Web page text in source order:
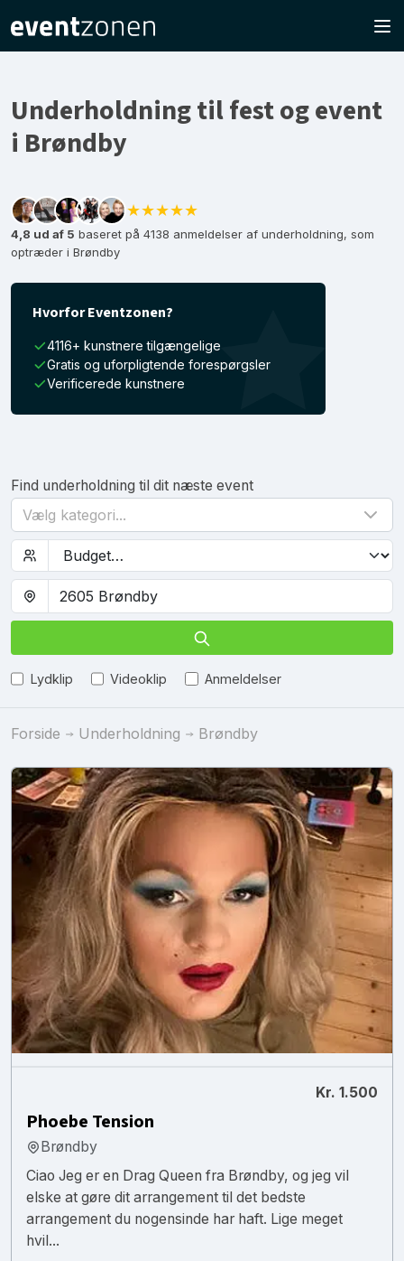
Underholdning til fest og event
i Brøndby
★★★★★
4,8 ud af 5 baseret på 4138 anmeldelser af underholdning, som
optræder i Brøndby
Hvorfor Eventzonen?
4116+ kunstnere tilgængelige
Gratis og uforpligtende forespørgsler
Verificerede kunstnere
Find underholdning til dit næste event
Vælg kategori...
Lydklip Videoklip Anmeldelser
Forside Underholdning Brøndby
Kr. 1.500
Phoebe Tension
Brøndby
Ciao Jeg er en Drag Queen fra Brøndby, og jeg vil
elske at gøre dit arrangement til det bedste
arrangement du nogensinde har haft. Lige meget
hvil...